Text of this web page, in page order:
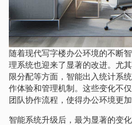
随着现代写字楼办公环境的不断
理系统也迎来了显著的改进。尤
限分配等方面，智能出入统计系
作体验和管理机制。这些变化不
团队协作流程，使得办公环境更加
智能系统升级后，最为显著的变